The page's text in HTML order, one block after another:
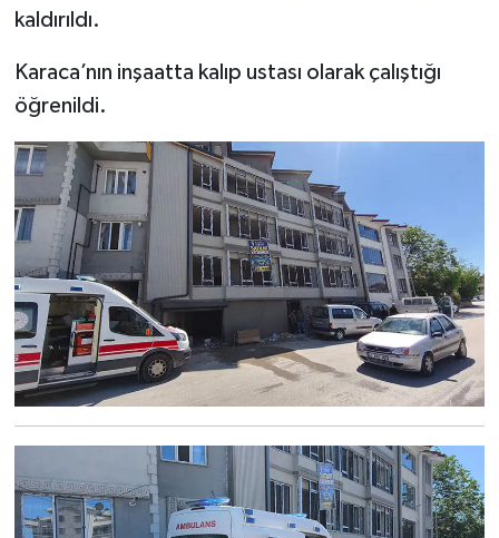
kaldırıldı.
Karaca’nın inşaatta kalıp ustası olarak çalıştığı
öğrenildi.